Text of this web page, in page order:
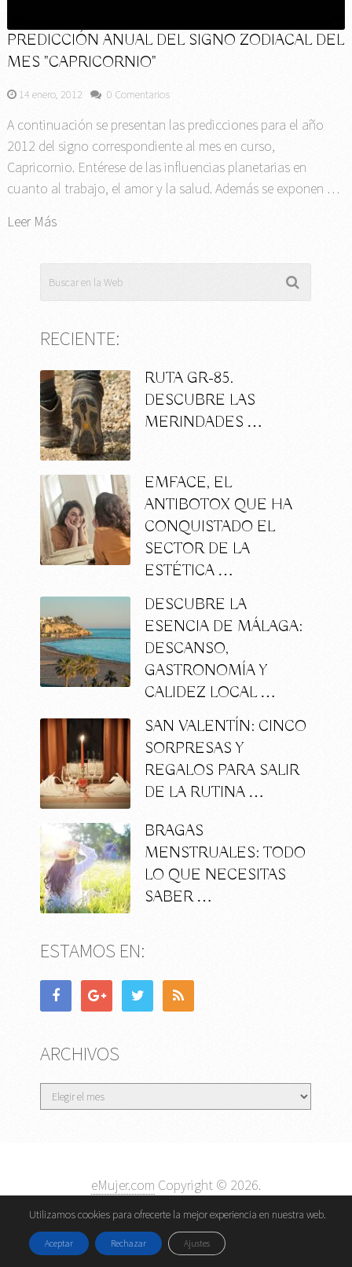
PREDICCIÓN ANUAL DEL SIGNO ZODIACAL DEL
MES "CAPRICORNIO"
14 enero, 2012 0 Comentarios
A continuación se presentan las predicciones para el año
2012 del signo correspondiente al mes en curso,
Capricornio. Entérese de las influencias planetarias en
cuanto al trabajo, el amor y la salud. Además se exponen …
Leer Más
RECIENTE:
RUTA GR-85.
DESCUBRE LAS
MERINDADES …
EMFACE, EL
ANTIBOTOX QUE HA
CONQUISTADO EL
SECTOR DE LA
ESTÉTICA …
DESCUBRE LA
ESENCIA DE MÁLAGA:
DESCANSO,
GASTRONOMÍA Y
CALIDEZ LOCAL …
SAN VALENTÍN: CINCO
SORPRESAS Y
REGALOS PARA SALIR
DE LA RUTINA …
BRAGAS
MENSTRUALES: TODO
LO QUE NECESITAS
SABER …
ESTAMOS EN:
ARCHIVOS
Archivos
eMujer.com Copyright © 2026.
Contactar
|| Datos Legales y Privacidad
Política de
Cookies
Utilizamos cookies para ofrecerte la mejor experiencia en nuestra web.
Aceptar Rechazar Ajustes